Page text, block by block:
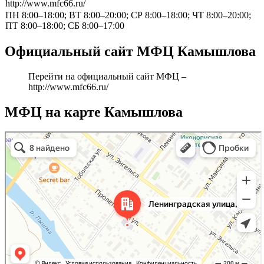
http://www.mfc66.ru/
ПН 8:00–18:00; ВТ 8:00–20:00; СР 8:00–18:00; ЧТ 8:00–20:00;
ПТ 8:00–18:00; СБ 8:00–17:00
Официальный сайт МФЦ Камышлова
Перейти на официальный сайт МФЦ –
http://www.mfc66.ru/
МФЦ на карте Камышлова